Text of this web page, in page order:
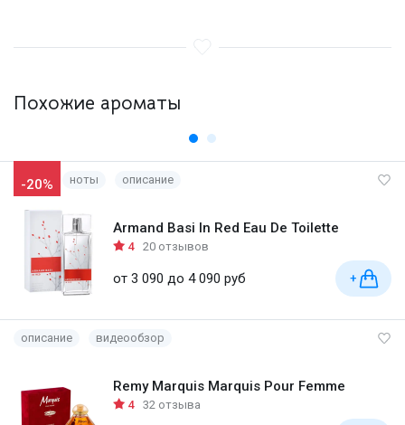
Похожие ароматы
-20% ноты описание
Armand Basi In Red Eau De Toilette
4 20 отзывов
от 3 090 до 4 090 руб +
описание видеообзор
Remy Marquis Marquis Pour Femme
4 32 отзыва